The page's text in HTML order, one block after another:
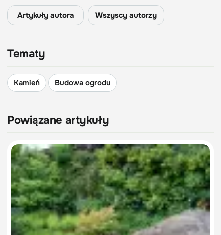
Artykuły autora Wszyscy autorzy
Tematy
Kamień Budowa ogrodu
Powiązane artykuły